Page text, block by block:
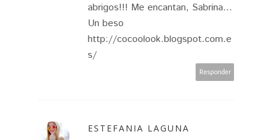
abrigos!!! Me encantan, Sabrina...
Un beso
http://cocoolook.blogspot.com.e
s/
Responder
ESTEFANIA LAGUNA